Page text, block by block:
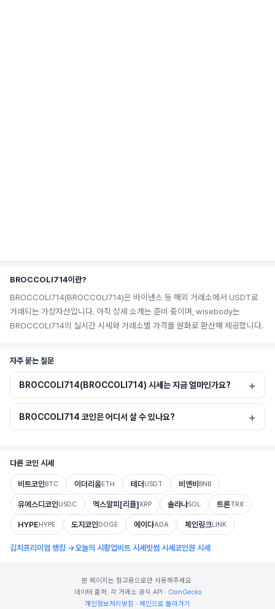
BROCCOLI714이란?
BROCCOLI714(BROCCOLI714)은 바이낸스 등 해외 거래소에서 USDT로
거래되는 가상자산입니다. 아직 상세 소개는 준비 중이며, wisebody는
BROCCOLI714의 실시간 시세와 거래소별 가격를 원화로 환산해 제공합니다.
자주 묻는 질문
BROCCOLI714(BROCCOLI714) 시세는 지금 얼마인가요?
BROCCOLI714 코인은 어디서 살 수 있나요?
다른 코인 시세
비트코인BTC 이더리움ETH 테더USDT 비앤비 BNB
유에스디코인USDC 엑스알피[리플]XRP 솔라나SOL 트론TRX
HYPEHYPE 도지코인DOGE 에이다ADA 체인링크LINK
김치프리미엄 랭킹 →오늘의 시황업비트 시세 빗썸 시세 코인원 시세
본 페이지는 참고용으로만 사용해주세요.
데이터 출처: 각 거래소 공식 API · CoinGecko
개인정보처리방침 · 메인으로 돌아가기